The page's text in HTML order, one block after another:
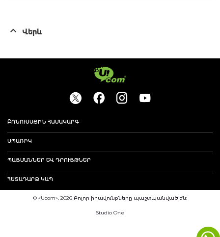
Վերև
ԲՈՆՈՒՍԱՅԻՆ ՀԱՄԱԿԱՐԳ
ԱՊԱՌԻԿ
ՊԱՅՄԱՆՆԵՐ ԵՒ ԴՐՈՒՅԹՆԵՐ
ՀԵՏԱԴԱՐՁ ԿԱՊ
© «Ucom», 2026 Բոլոր իրավունքները պաշտպանված են:
Studio One